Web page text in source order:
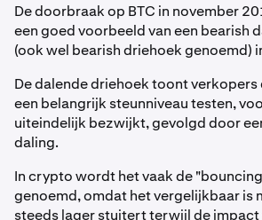
De doorbraak op BTC in november
een goed voorbeeld van een bearish
(ook wel bearish driehoek genoemd)
De dalende driehoek toont verkopers
een belangrijk steunniveau testen,
uiteindelijk bezwijkt, gevolgd door
daling.
In crypto wordt het vaak de
genoemd, omdat het vergelijkbaar is
steeds lager stuitert terwijl de impact